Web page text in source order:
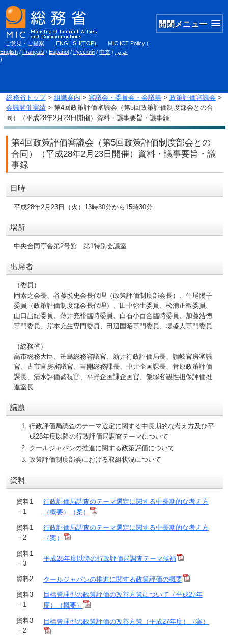
開閉メニュー
ご意見・ご提案 ENGLISH(TOP) MIC ICT Policy (
English / Français / Español / Русский / 中文 / عربي
)
総務省トップ> 組織案内 > 審議会・委員会・会議等> 政策評価審議会 >
会議開催実績> 第4回政策評価審議会（第5回政策評価制度部会との合
同）（平成28年2月23日開催）資料・議事要旨・議事録
第4回政策評価審議会（第5回政策評価制度部会との
合同）（平成28年2月23日開催）資料・議事要旨・議
事録
日時
平成28年2月23日（火）13時30分から15時30分
場所
中央合同庁舎第2号館 第1特別会議室
出席者
（委員）
岡素之会長、谷藤悦史会長代理（政策評価制度部会長）、牛尾陽子
委員（政策評価制度部会長代理）、田中弥生委員、松浦正敬委員、
山口昌紀委員、薄井充裕臨時委員、白石小百合臨時委員、加藤浩徳
専門委員、岸本充生専門委員、田辺国昭専門委員、堤盛人専門委員
（総務省）
高市総務大臣、笹島総務審議官、新井行政評価局長、讃岐官房審議
官、古市官房審議官、吉開総務課長、中井企画課長、菅原政策評価
課長、清水評価監視官、平野企画課企画官、飯塚客観性担保評価推
進室長
議題
行政評価局調査のテーマ選定に関する中長期的な考え方及び平
成28年度以降の行政評価局調査テーマについて
クールジャパンの推進に関する政策評価について
政策評価制度部会における取組状況について
資料
資料1
－1
行政評価局調査のテーマ選定に関する中長期的な考え方
（概要）（案）
資料1
－2
行政評価局調査のテーマ選定に関する中長期的な考え方
（案）
資料1
－3
平成28年度以降の行政評価局調査テーマ候補
資料2
クールジャパンの推進に関する政策評価の概要
資料3
－1
目標管理型の政策評価の改善方策について（平成27年
度）（概要）
資料3
－2
目標管理型の政策評価の改善方策（平成27年度）（案）